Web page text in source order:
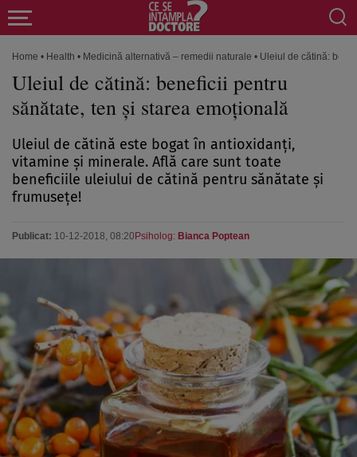
Home • Health • Medicină alternativă – remedii naturale • Uleiul de cătină:
Uleiul de cătină: beneficii pentru
sănătate, ten şi starea emoţională
Uleiul de cătină este bogat în antioxidanţi,
vitamine şi minerale. Află care sunt toate
beneficiile uleiului de cătină pentru sănătate şi
frumuseţe!
Publicat: 10-12-2018, 08:20 Psiholog: Bianca Poptean